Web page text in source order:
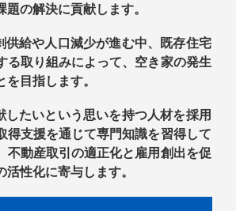
題の解決に貢献します。
供給や人口減少が進む中、既存住宅
る取り組みによって、空き家の発生
目指します。
したいという思いを持つ人材を採用
得支援を通じて専門知識を習得して
不動産取引の適正化と雇用創出を促
活性化に寄与します。